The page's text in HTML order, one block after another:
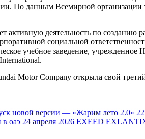
По данным Всемирной организации
деятельность по созданию
социальной
учебное заведение, учрежденное
Motor Company открыла свой
новой версии — «Жарим лето 2.0»
в оаэ 24 апреля 2026 EXEED